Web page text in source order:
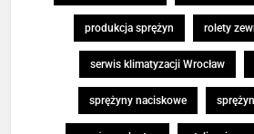
produkcja sprężyn rolety
serwis klimatyzacji Wrocław
sprężyny naciskowe